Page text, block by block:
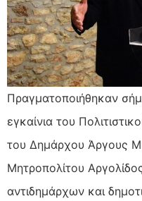
Πραγματοποιήθηκαν
εγκαίνια του
του Δημάρχου Άργους
Μητροπολίτου
αντιδημάρχων και